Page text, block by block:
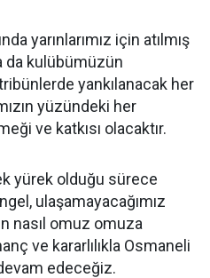
yarınlarımız için atılmış
da kulübümüzün
yankılanacak her
yüzündeki her
ve katkısı olacaktır.
yürek olduğu sürece
ulaşamayacağımız
nasıl omuz omuza
ve kararlılıkla Osmaneli
edeceğiz.